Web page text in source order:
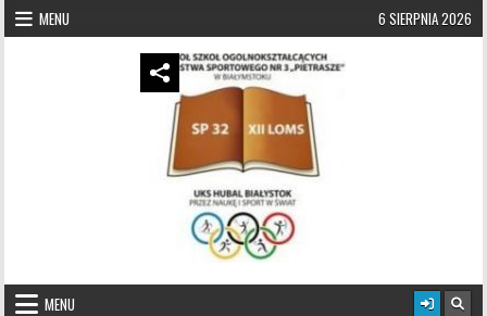
Skip to content
MENU 6 SIERPNIA 2026
UKS Hubal Białystok
MENU